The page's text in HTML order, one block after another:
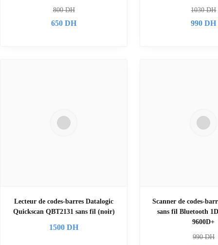
800DH
650 DH
1030DH
990 DH
Lecteur de codes-barres Datalogic
Quickscan QBT2131 sans fil (noir)
1500 DH
Scanner de codes-
sans fil Bluetooth
9600D+
990DH